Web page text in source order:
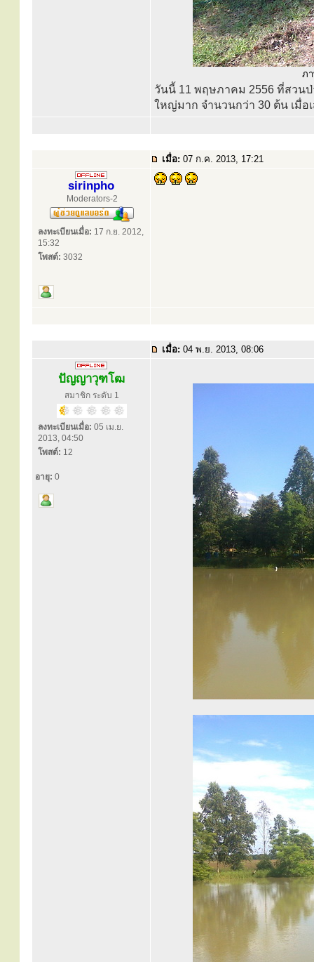
ภ
วันนี้ 11 พฤษภาคม 2556 ที่สวน
ใหญ่มาก จำนวนกว่า 30 ต้น เมื่อ
เมื่อ: 07 ก.ค. 2013, 17:21
sirinpho
Moderators-2
ลงทะเบียนเมื่อ: 17 ก.ย. 2012,
15:32
โพสต์: 3032
เมื่อ: 04 พ.ย. 2013, 08:06
ปัญญาวุฑโฒ
สมาชิก ระดับ 1
ลงทะเบียนเมื่อ: 05 เม.ย.
2013, 04:50
โพสต์: 12
อายุ: 0